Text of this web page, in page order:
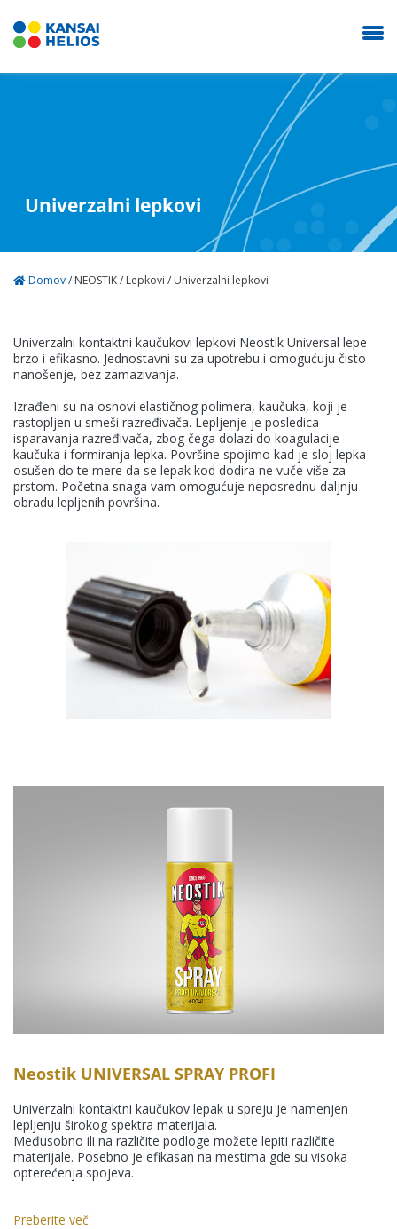
Univerzalni lepkovi
Domov/ NEOSTIK/ Lepkovi / Univerzalni lepkovi
Univerzalni kontaktni kaučukovi lepkovi Neostik Universal lepe
brzo i efikasno. Jednostavni su za upotrebu i omogućuju čisto
nanošenje, bez zamazivanja.
Izrađeni su na osnovi elastičnog polimera, kaučuka, koji je
rastopljen u smeši razređivača. Lepljenje je posledica
isparavanja razređivača, zbog čega dolazi do koagulacije
kaučuka i formiranja lepka. Površine spojimo kad je sloj lepka
osušen do te mere da se lepak kod dodira ne vuče više za
prstom. Početna snaga vam omogućuje neposrednu daljnju
obradu lepljenih površina.
Neostik UNIVERSAL SPRAY PROFI
Univerzalni kontaktni kaučukov lepak u spreju je namenjen
lepljenju širokog spektra materijala.
Međusobno ili na različite podloge možete lepiti različite
materijale. Posebno je efikasan na mestima gde su visoka
opterećenja spojeva.
Preberite več
O nama
Proizvodi
NEOSTIK
Mekinje, Molkova pot 16
1241 Kamnik
Slovenija